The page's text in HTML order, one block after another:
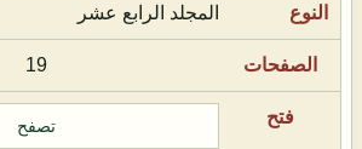
المجلد الرابع عشر
19
تصفح